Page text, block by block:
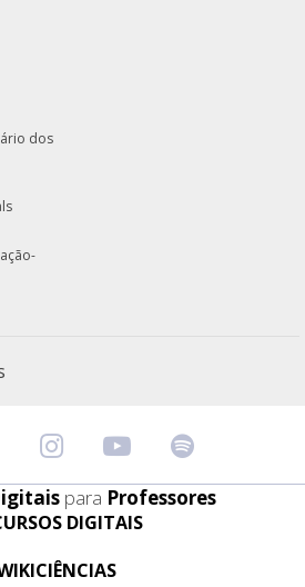
dos
para Professores
DIGITAIS